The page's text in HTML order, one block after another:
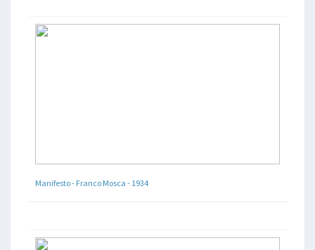
Manifesto - Franco Mosca - 1934